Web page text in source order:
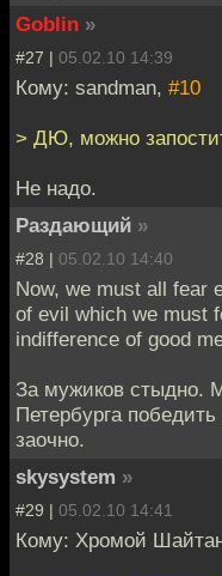
Goblin »
#27 | 05.02.10 14:39
Кому: sandman, #10
> ДЮ, можно
Не надо.
Раздающий »
#28 | 05.02.10 14:40
Now, we must all fear
of evil which we must
indifference of good
За мужиков стыдно.
Петербурга
заочно.
skysystem »
#29 | 05.02.10 14:41
Кому: Хромой